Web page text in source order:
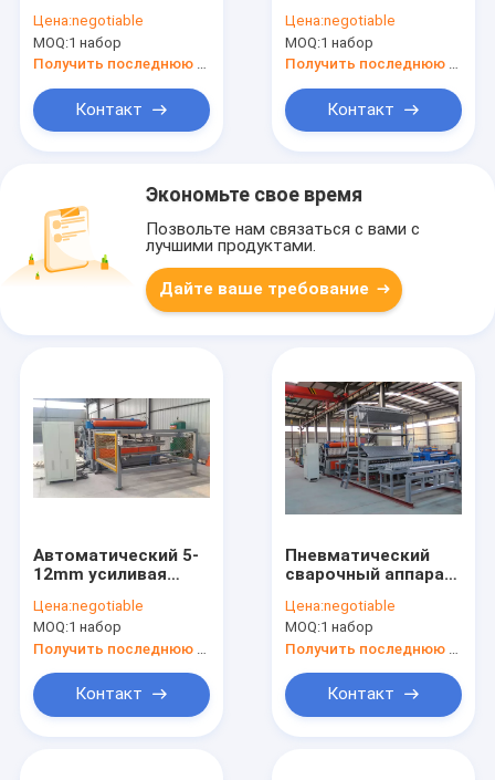
окна
Цена:negotiable
MOQ:1 набор
Получить последнюю цену
Контакт
отрезанный
усиливая
сварочный аппарат
Цена:negotiable
MOQ:1 набор
Получить последнюю цену
Контакт
Экономьте свое время
Позвольте нам связаться с вами с
лучшими продуктами.
Дайте ваше требование
Автоматический 5-
12mm усиливая
сетки для
конструкции
Цена:negotiable
MOQ:1 набор
Контакт
Пневматический
сварочный аппарат
1000mm усиливая
для стальной
арматуры
Цена:negotiable
MOQ:1 набор
Контакт